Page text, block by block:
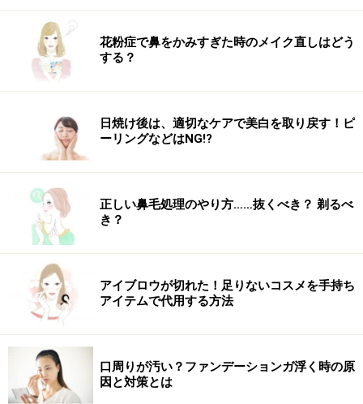
花粉症で鼻をかみすぎた時のメイク直しはどう
する？
日焼け後は、適切なケアで美白を取り戻す！ピ
ーリングなどはNG!?
正しい鼻毛処理のやり方……抜くべき？ 剃るべ
き？
アイブロウが切れた！足りないコスメを手持ち
アイテムで代用する方法
口周りが汚い？ファンデーションガ浮く時の原
因と対策とは